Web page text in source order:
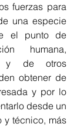
fuerzas para
el punto de
humana,
y de otros
obtener de
y por lo
desde un
y técnico, más